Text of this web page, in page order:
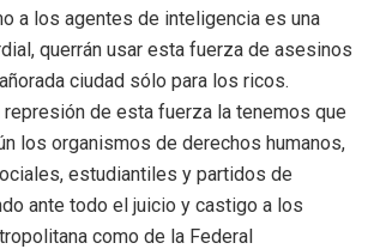
a los agentes de inteligencia es una
querrán usar esta fuerza de asesinos
ciudad sólo para los ricos.
represión de esta fuerza la tenemos que
los organismos de derechos humanos,
estudiantiles y partidos de
ante todo el juicio y castigo a los
como de la Federal